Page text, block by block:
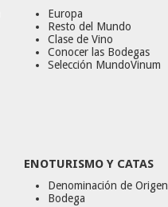
Europa
Resto del Mundo
Clase de Vino
Conocer las Bodegas
Selección MundoVinum
ENOTURISMO Y CATAS
Denominación de Origen
Bodega